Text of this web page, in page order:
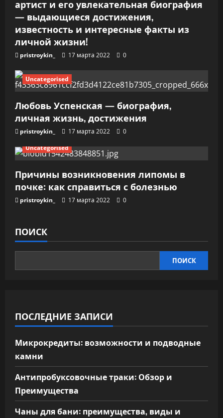
с
я
м
артист и его увлекательная биография
— выдающиеся достижения,
известность и интересные факты из
личной жизни!
pristroykin_ 17 марта 2022 0
Uncategorised
Любовь Успенская — биография,
личная жизнь, достижения
pristroykin_ 17 марта 2022
0
Uncategorised
Причины возникновения липомы в
почке: как справиться с болезнью
pristroykin_ 17 марта 2022 0
ПОИСК
ПОИСК
ПОСЛЕДНИЕ ЗАПИСИ
Микрокредиты: возможности и подводные
камни
Антипробуксовочные траки: Обзор и
Преимущества
Чаны для бани: преимущества, виды и